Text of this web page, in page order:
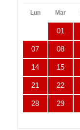
Lun Mar
01
07 08
14 15
21 22
28 29